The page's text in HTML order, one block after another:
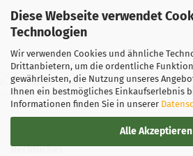
Diese Webseite verwendet
Technologien
Wir verwenden Cookies und ähnliche
Drittanbietern, um die ordentliche
gewährleisten, die Nutzung unseres
Ihnen ein bestmögliches Einkaufserlebnis
Informationen finden Sie in unserer
Alle Akzeptieren
Rechtliches